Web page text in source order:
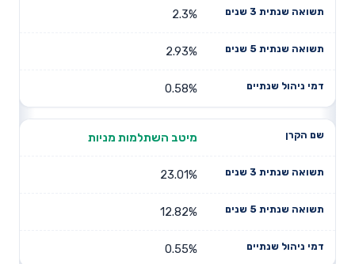
שנים
2.3%
2.93%
0.58%
מיטב השתלמות מניות
23.01%
12.82%
0.55%